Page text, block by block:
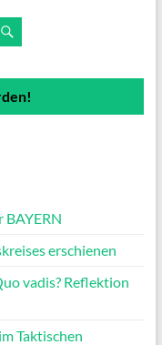
erschienen
vadis? Reflektion
Taktischen